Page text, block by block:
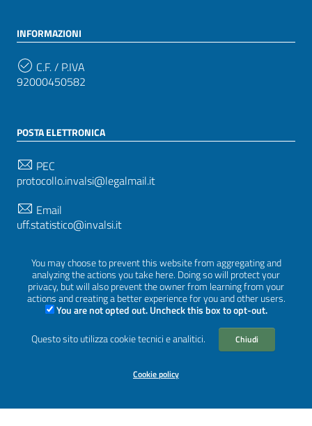
You may choose to prevent this website from aggregating and
analyzing the actions you take here. Doing so will protect your
privacy, but will also prevent the owner from learning from your
actions and creating a better experience for you and other users.
You are not opted out. Uncheck this box to opt-out.
Questo sito utilizza cookie tecnici e analitici.
Chiudi
Cookie policy
INFORMAZIONI
C.F. / P.IVA
92000450582
POSTA ELETTRONICA
PEC
protocollo.invalsi@legalmail.it
Email
uff.statistico@invalsi.it
restituzione.dati@invalsi.it
SEGUICI SU
Sezione Link Utili
| Basato sul Prototipo per siti PA di AgID